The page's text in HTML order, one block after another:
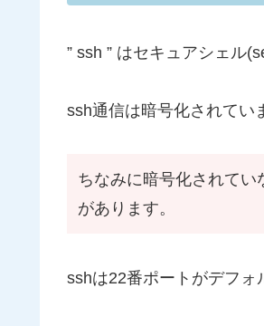
” ssh ” はセキュアシェル
ssh通信は暗号化されてい
ちなみに暗号化されてい
があります。
sshは22番ポートがデフォ